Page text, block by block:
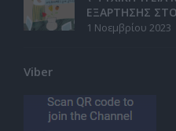
ΕΞΑΡΤΗΣΗΣ
1 Νοεμβρίου 2023
Viber